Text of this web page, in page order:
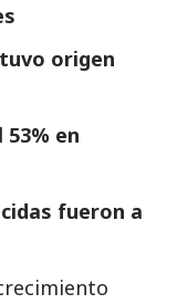
origen
en
fueron a